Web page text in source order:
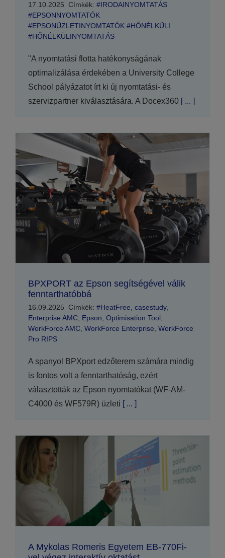
17.10.2025 Címkék: #IRODAINYOMTATÁS
#EPSONNYOMTATÓK
#EPSONÜZLETINYOMTATÓK #HŐNÉLKÜLI
#HŐNÉLKÜLINYOMTATÁS
"A nyomtatási flotta hatékonyságának
optimalizálása érdekében a University College
School pályázatot írt ki új nyomtatási- és
szervizpartner kiválasztására. A Docex360[ ... ]
BPXPORT az Epson segítségével válik
fenntarthatóbbá
16.09.2025 Címkék: #HeatFree casestudy,
Enterprise AMC, Epson Optimisation Tool
WorkForce AMC, WorkForce Enterprise WorkForce
Pro RIPS
A spanyol BPXport edzőterem számára mindig
is fontos volt a fenntarthatóság, ezért
választották az Epson nyomtatókat (WF-AM-
C4000 és WF579R) üzleti [ ... ]
A Mykolas Romeris Egyetem EB-770Fi-